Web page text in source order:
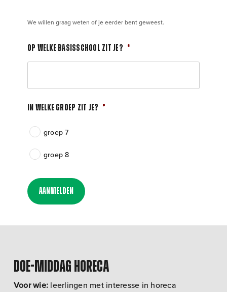
We willen graag weten of je eerder bent geweest.
Op welke basisschool zit je? *
In welke groep zit je? *
groep 7
groep 8
Aanmelden
Doe-middag Horeca
Voor wie: leerlingen met interesse in horeca